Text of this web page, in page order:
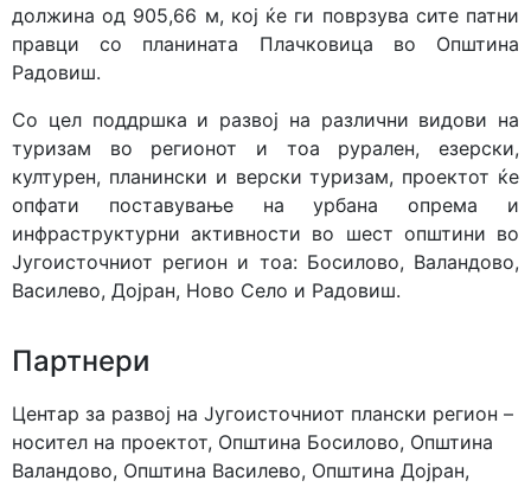
должина од 905,66 м, кој ќе ги поврзува сите патни
правци со планината Плачковица во Општина
Радовиш.
Со цел поддршка и развој на различни видови на
туризам во регионот и тоа рурален, езерски,
културен, планински и верски туризам, проектот ќе
опфати поставување на урбана опрема и
инфраструктурни активности во шест општини во
Југоисточниот регион и тоа: Босилово, Валандово,
Василево, Дојран, Ново Село и Радовиш.
Партнери
Центар за развој на Југоисточниот плански регион –
носител на проектот, Општина Босилово, Општина
Валандово, Општина Василево, Општина Дојран,